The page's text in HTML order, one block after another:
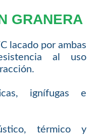
GRANERA
lacado por ambas
al uso
ignífugas e
térmico y